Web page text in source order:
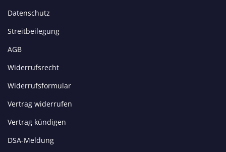
Datenschutz
Streitbeilegung
AGB
Widerrufsrecht
Widerrufsformular
Vertrag widerrufen
Vertrag kündigen
DSA-Meldung